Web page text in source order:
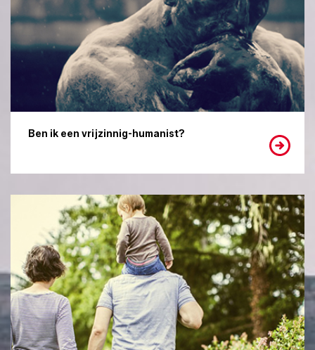
Ben ik een vrijzinnig-humanist?